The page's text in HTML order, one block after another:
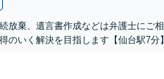
放棄、遺言書作成などは弁護士にご
のいく解決を目指します【仙台駅7分